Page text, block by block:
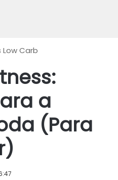
Carb
a
(Para